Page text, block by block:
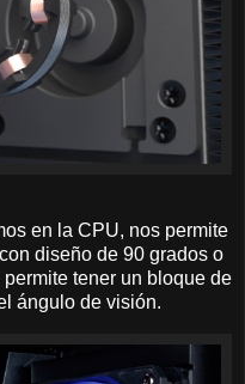
en la CPU, nos permite
diseño de 90 grados o
tener un bloque de
ángulo de visión.